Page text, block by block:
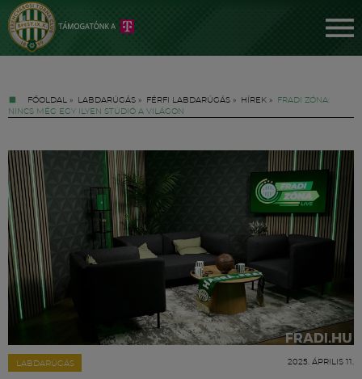
FŐOLDAL » LABDARÚGÁS » FÉRFI LABDARÚGÁS » HÍREK »
FRADI ZÓNA:
NINCS MÉG EGY ILYEN STÚDIÓ A VILÁGON
LABDARÚGÁS 2025. ÁPRILIS 11.
Jegyek
FM YouTube +
Hírek
Labdarúgás